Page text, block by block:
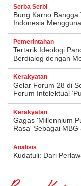
Serba Serbi
Bung Karno
Indonesia
Pemerintahan
Tertarik Ideologi
Berdialog dengan
Kerakyatan
Gelar Forum 28 di
Forum Intelektual
Kerakyatan
Gagas 'Millennium
Rasa' Sebagai
Analisis
Kudatuli: Dari